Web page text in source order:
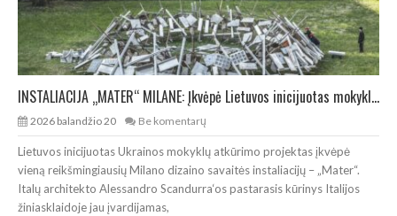
INSTALIACIJA „MATER“ MILANE: Įkvėpė Lietuvos inicijuotas mokyklos Ukrainai projektas
2026 balandžio 20 Be komentarų
Lietuvos inicijuotas Ukrainos mokyklų atkūrimo projektas įkvėpė
vieną reikšmingiausių Milano dizaino savaitės instaliacijų – „Mater“.
Italų architekto Alessandro Scandurra‘os pastarasis kūrinys Italijos
žiniasklaidoje jau įvardijamas,